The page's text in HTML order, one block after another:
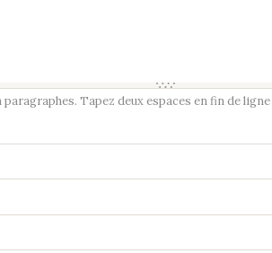
Tapez deux espaces en fin de